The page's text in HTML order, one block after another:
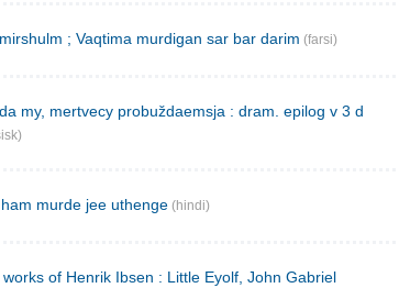
; Vaqtima murdigan sar bar darim (farsi)
my, mertvecy probuždaemsja : dram. epilog v 3 d
murde jee uthenge (hindi)
of Henrik Ibsen : Little Eyolf, John Gabriel